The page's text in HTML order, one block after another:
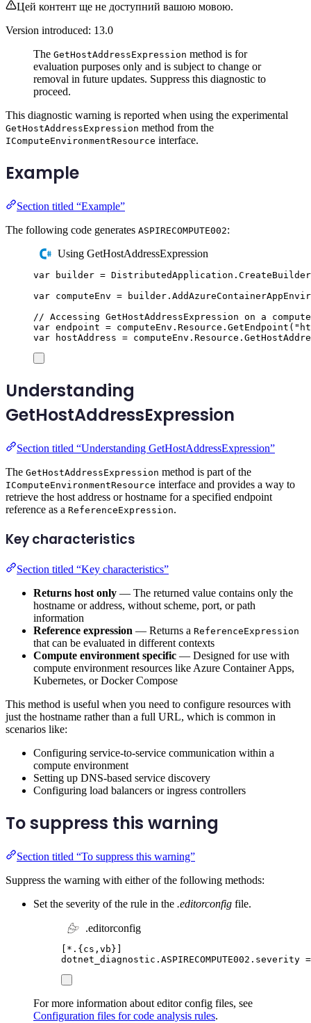
Цей контент ще не доступний вашою мовою.
Version introduced: 13.0
The GetHostAddressExpression method is for
evaluation purposes only and is subject to change or
removal in future updates. Suppress this diagnostic to
proceed.
This diagnostic warning is reported when using the experimental
GetHostAddressExpression method from the
IComputeEnvironmentResource interface.
Example
Section titled “Example”
The following code generates ASPIRECOMPUTE002:
Using GetHostAddressExpression
var builder = DistributedApplication . CreateBuilder
var computeEnv = builder .
// Accessing GetHostAddressExpression on a
var endpoint = computeEnv . Resource . GetEndpoint ( "
var hostAddress = computeEnv . Resource .
Understanding
GetHostAddressExpression
Section titled “Understanding GetHostAddressExpression”
The GetHostAddressExpression method is part of the
IComputeEnvironmentResource interface and provides a way to
retrieve the host address or hostname for a specified endpoint
reference as a ReferenceExpression.
Key characteristics
Section titled “Key characteristics”
Returns host only — The returned value contains only the
hostname or address, without scheme, port, or path
information
Reference expression — Returns a ReferenceExpression
that can be evaluated in different contexts
Compute environment specific — Designed for use with
compute environment resources like Azure Container Apps,
Kubernetes, or Docker Compose
This method is useful when you need to configure resources with
just the hostname rather than a full URL, which is common in
scenarios like:
Configuring service-to-service communication within a
compute environment
Setting up DNS-based service discovery
Configuring load balancers or ingress controllers
To suppress this warning
Section titled “To suppress this warning”
Suppress the warning with either of the following methods:
Set the severity of the rule in the .editorconfig file.
.editorconfig
*.{cs,vb}
dotnet_diagnostic.ASPIRECOMPUTE002.severity =
For more information about editor config files, see
Configuration files for code analysis rules.